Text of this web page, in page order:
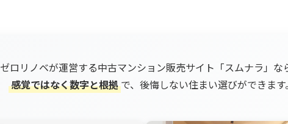
ゼロリノベが運営する中古マンション販売サイト「スムナラ」な
感覚ではなく数字と根拠で、後悔しない住まい選びができます